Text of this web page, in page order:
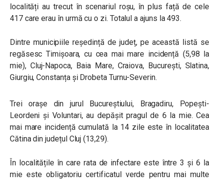
localități au trecut în scenariul roșu, în plus față de cele
417 care erau în urmă cu o zi. Totalul a ajuns la 493.
Dintre municipiile reședință de județ, pe această listă se
regăsesc Timișoara, cu cea mai mare incidență (5,98 la
mie), Cluj-Napoca, Baia Mare, Craiova, București, Slatina,
Giurgiu, Constanța și Drobeta Turnu-Severin.
Trei orașe din jurul Bucureștiului, Bragadiru, Popești-
Leordeni și Voluntari, au depășit pragul de 6 la mie. Cea
mai mare incidență cumulată la 14 zile este în localitatea
Cătina din județul Cluj (13,29).
În localitățile în care rata de infectare este între 3 și 6 la
mie este obligatoriu certificatul verde pentru mai multe